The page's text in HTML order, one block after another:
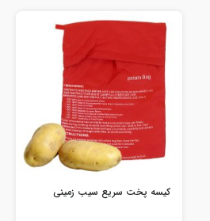
کیسه پخت سریع سیب زمینی